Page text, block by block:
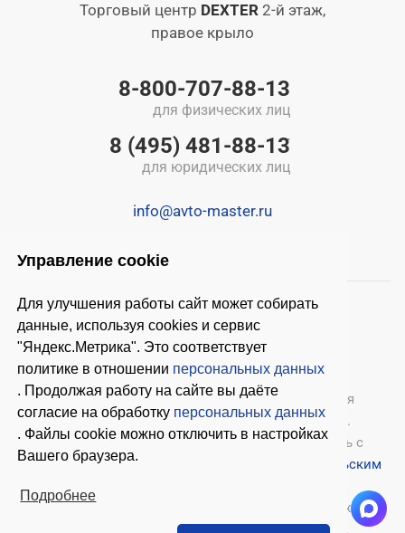
Управление cookie
Для улучшения работы сайт может собирать
данные, используя cookies и сервис
"Яндекс.Метрика". Это соответствует
политике в отношении персональных данных
. Продолжая работу на сайте вы даёте
согласие на обработку персональных данных
. Файлы cookie можно отключить в настройках
Вашего браузера.
Подробнее
Торговый центр DEXTER 2-й этаж,
правое крыло
8-800-707-88-13
для физических лиц
8 (495) 481-88-13
для юридических лиц
info@avto-master.ru
© 2026 ООО «Автомастер» — оборудование для
автосервиса, шиномонтажное оборудование.
Оставляя заявки на нашем сайте, ознакомьтесь с
Политикой конфиденциальности
Пользовательским
Копирование материалов с этого сайта возможно
только с письменного согласия владельцев.